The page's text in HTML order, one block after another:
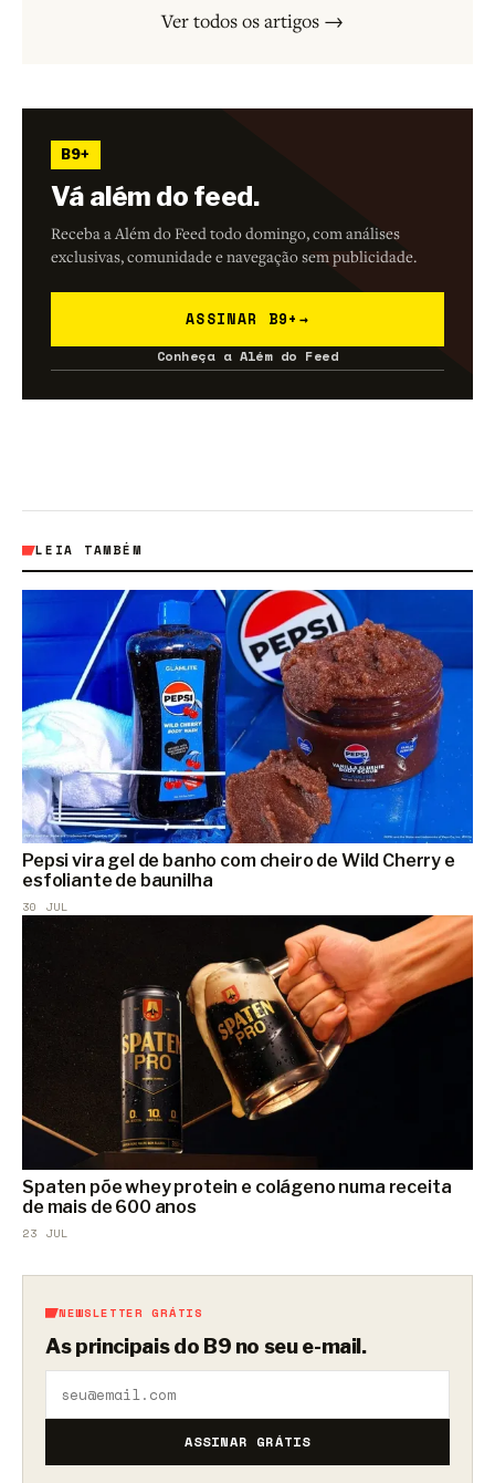
Ver todos os artigos →
B9+
Vá além do feed.
Receba a Além do Feed todo domingo, com análises
exclusivas, comunidade e navegação sem publicidade.
ASSINAR B9+ →
Conheça a Além do Feed
LEIA TAMBÉM
Pepsi vira gel de banho com cheiro de Wild Cherry e
esfoliante de baunilha
30 JUL
Spaten põe whey protein e colágeno numa receita
de mais de 600 anos
23 JUL
NEWSLETTER GRÁTIS
As principais do B9 no seu e-mail.
ASSINAR GRÁTIS